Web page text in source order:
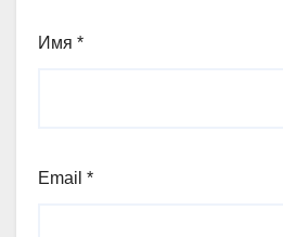
Имя *
Email *